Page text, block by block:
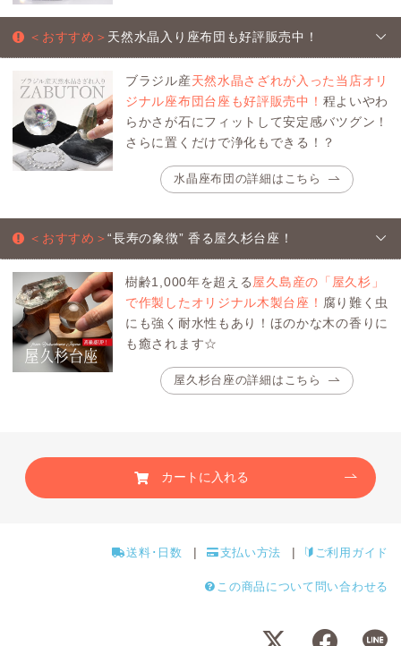
＜おすすめ＞ 天然水晶入り座布団も好評販売中！
ブラジル産天然水晶さざれが入った当店オリ
ジナル座布団台座も好評販売中！ 程よいやわ
らかさが石にフィットして安定感バツグン！
さらに置くだけで浄化もできる！？
水晶座布団の詳細はこちら
＜おすすめ＞“長寿の象徴” 香る屋久杉台座！
樹齢1,000年を超える屋久島産の「屋久杉」
で作製したオリジナル木製台座！ 腐り難く虫
にも強く耐水性もあり！ほのかな木の香りに
も癒されます☆
屋久杉台座の詳細はこちら
カートに入れる
送料･日数 支払い方法 ご利用ガイド
この商品について問い合わせる